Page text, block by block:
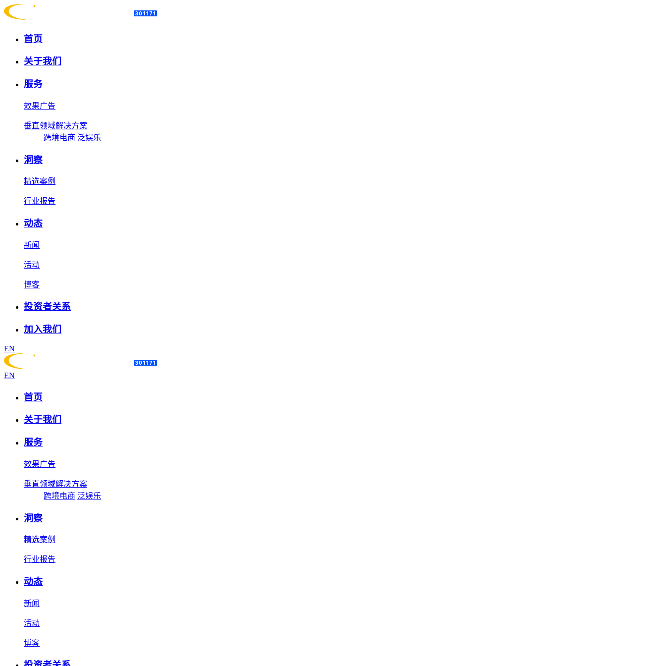
首页
关于我们
服务
效果广告
垂直领域解决方案
跨境电商 泛娱乐
洞察
精选案例
行业报告
动态
新闻
活动
博客
投资者关系
加入我们
EN
EN
首页
关于我们
服务
效果广告
垂直领域解决方案
跨境电商 泛娱乐
洞察
精选案例
行业报告
动态
新闻
活动
博客